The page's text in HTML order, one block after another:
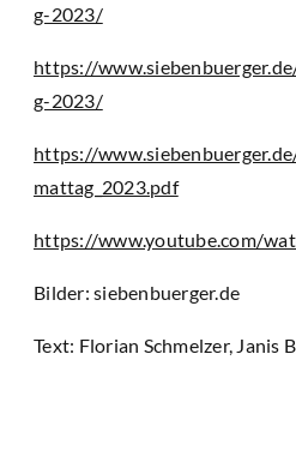
g-2023/
https://
g-2023/
https://
mattag_2023.pdf
https://www.youtube.com/
Bilder: siebenbuerger.de
Text: Florian Schmelzer, Janis